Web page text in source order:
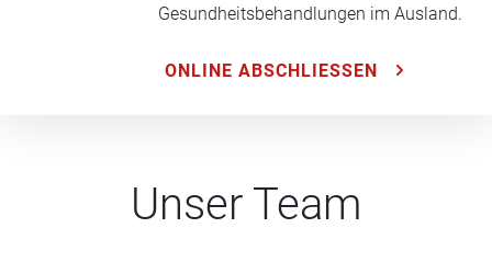
Gesundheitsbehandlungen im Ausland.
ONLINE ABSCHLIESSEN
Unser Team